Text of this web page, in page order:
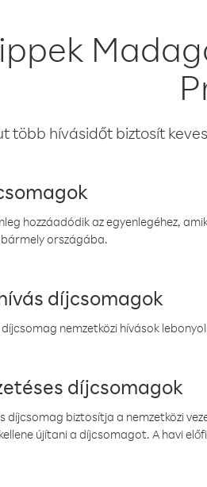
több hívásidőt biztosít
hozzáadódik az egyenlegéhez,
országába.
díjcsomagok
díjcsomag nemzetközi hívások
díjcsomagok
díjcsomag biztosítja a nemzetközi
újítani a díjcsomagot. A havi